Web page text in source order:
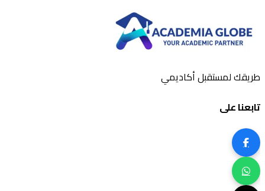
طريقك لمستقبل أكاديمي
تابعنا على